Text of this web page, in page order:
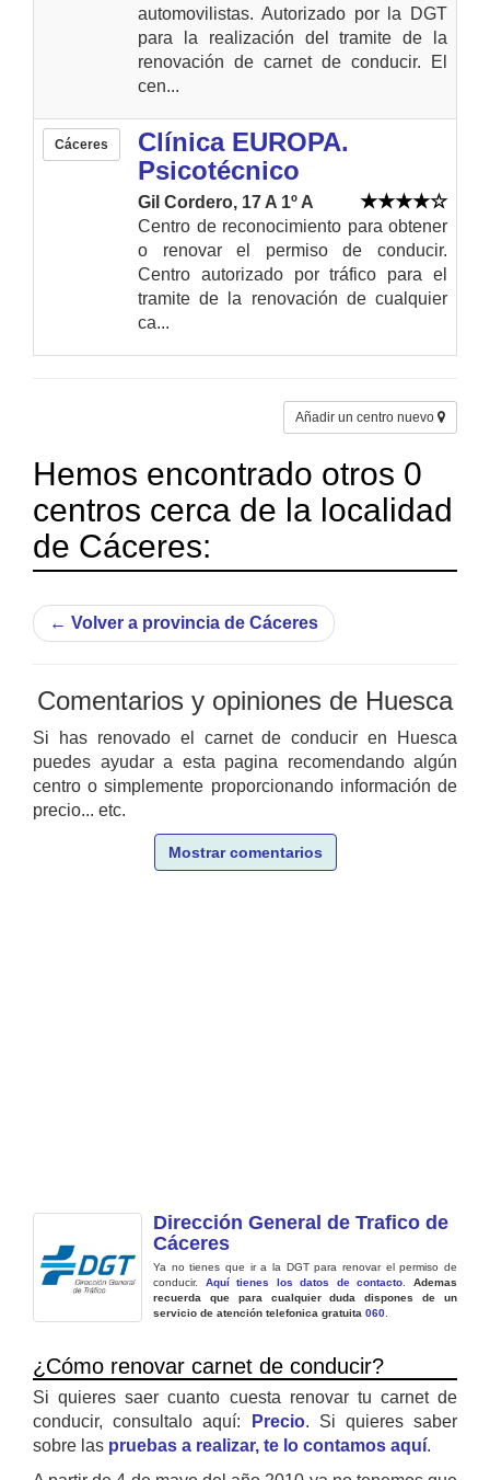
automovilistas. Autorizado por la DGT
para la realización del tramite de la
renovación de carnet de conducir. El
cen...
Cáceres
Clínica EUROPA.
Psicotécnico
Gil Cordero, 17 A 1º A
Centro de reconocimiento para obtener
o renovar el permiso de conducir.
Centro autorizado por tráfico para el
tramite de la renovación de cualquier
ca...
Añadir un centro nuevo
Hemos encontrado otros 0
centros cerca de la localidad
de Cáceres:
← Volver a provincia de Cáceres
Comentarios y opiniones de Huesca
Si has renovado el carnet de conducir en Huesca
puedes ayudar a esta pagina recomendando algún
centro o simplemente proporcionando información de
precio... etc.
Mostrar comentarios
Dirección General de Trafico de
Cáceres
Ya no tienes que ir a la DGT para renovar el permiso de
conducir. Aquí tienes los datos de contacto .Ademas
recuerda que para cualquier duda dispones de un
servicio de atención telefonica gratuita 060
¿Cómo renovar carnet de conducir?
Si quieres saer cuanto cuesta renovar tu carnet de
conducir, consultalo aquí:
Precio. Si quieres saber
sobre las pruebas a realizar, te lo contamos aquí.